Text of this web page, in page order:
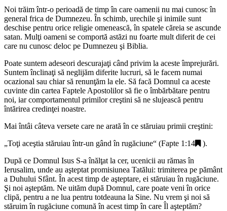
Noi trăim într-o perioadă de timp în care oamenii nu mai cunosc în
general frica de Dumnezeu. În schimb, urechile şi inimile sunt
deschise pentru orice religie omenească, în spatele căreia se ascunde
satan. Mulţi oameni se comportă astăzi nu foarte mult diferit de cei
care nu cunosc deloc pe Dumnezeu şi Biblia.
Poate suntem adeseori descurajaţi când privim la aceste împrejurări.
Suntem înclinaţi să neglijăm diferite lucruri, să le facem numai
ocazional sau chiar să renunţăm la ele. Să facă Domnul ca aceste
cuvinte din cartea Faptele Apostolilor să fie o îmbărbătare pentru
noi, iar comportamentul primilor creştini să ne slujească pentru
întărirea credinţei noastre.
Mai întâi câteva versete care ne arată în ce stăruiau primii creştini:
„Toţi aceştia stăruiau într-un gând în rugăciune“ (Fapte 1:14
).
După ce Domnul Isus S-a înălţat la cer, ucenicii au rămas în
Ierusalim, unde au aşteptat promisiunea Tatălui: trimiterea pe pământ
a Duhului Sfânt. În acest timp de aşteptare, ei stăruiau în rugăciune.
Şi noi aşteptăm. Ne uităm după Domnul, care poate veni în orice
clipă, pentru a ne lua pentru totdeauna la Sine. Nu vrem şi noi să
stăruim în rugăciune comună în acest timp în care Îl aşteptăm?